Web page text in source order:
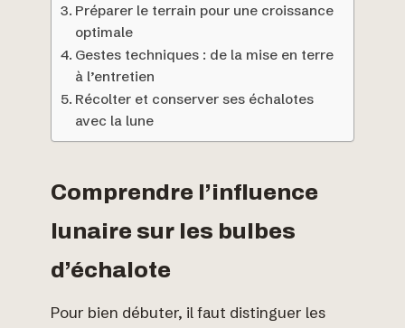
Préparer le terrain pour une croissance
optimale
Gestes techniques : de la mise en terre
à l’entretien
Récolter et conserver ses échalotes
avec la lune
Comprendre l’influence
lunaire sur les bulbes
d’échalote
Pour bien débuter, il faut distinguer les